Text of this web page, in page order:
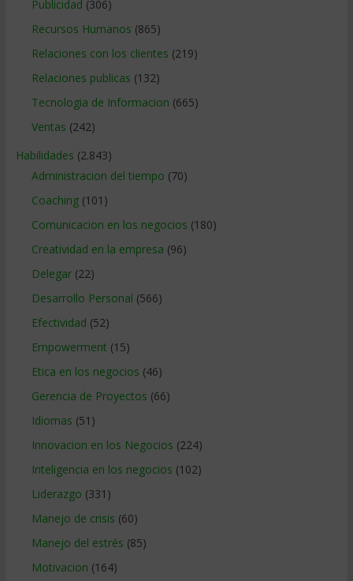
Publicidad (306)
Recursos Humanos (865)
Relaciones con los clientes (219)
Relaciones publicas (132)
Tecnologia de Informacion (665)
Ventas (242)
Habilidades (2.843)
Administracion del tiempo (70)
Coaching(101)
Comunicacion en los negocios (180)
Creatividad en la empresa (96)
Delegar(22)
Desarrollo Personal (566)
Efectividad (52)
Empowerment (15)
Etica en los negocios (46)
Gerencia de Proyectos (66)
Idiomas (51)
Innovacion en los Negocios (224)
Inteligencia en los negocios (102)
Liderazgo (331)
Manejo de crisis (60)
Manejo del estrés (85)
Motivacion (164)